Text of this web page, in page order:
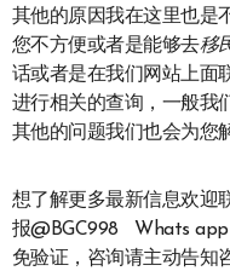
其他的原因我在这里也是
您不方便或者是能够去移
话或者是在我们网站上面
进行相关的查询，一般我
其他的问题我们也会为您
想了解更多最新信息欢迎
报@BGC998 Whats app
免验证，咨询请主动告知